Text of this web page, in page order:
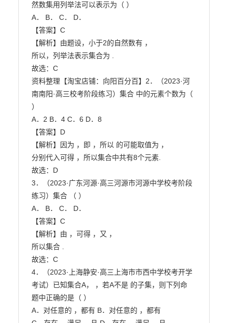
然数集用列举法可以表示为（ ）
A． B． C． D．
【答案】C
【解析】由题设，小于2的自然数有 ，
所以，列举法表示集合为 .
故选：C
资料整理【淘宝店铺：向阳百分百】2．（2023·河
南南阳·高三校考阶段练习）集合 中的元素个数为（
）
A．2 B．4 C．6 D．8
【答案】D
【解析】因为 ，即 ，所以 的可能取值为 ，
分别代入可得 ，所以集合中共有8个元素.
故选：D
3．（2023·广东河源·高三河源市河源中学校考阶段
练习）集合 （ ）
A． B． C． D．
【答案】C
【解析】由 ，可得 ，又 ，
所以集合 .
故选：C
4．（2023·上海静安·高三上海市市西中学校考开学
考试）已知集合A， ，若A不是 的子集，则下列命
题中正确的是（ ）
A．对任意的 ，都有 B．对任意的 ，都有